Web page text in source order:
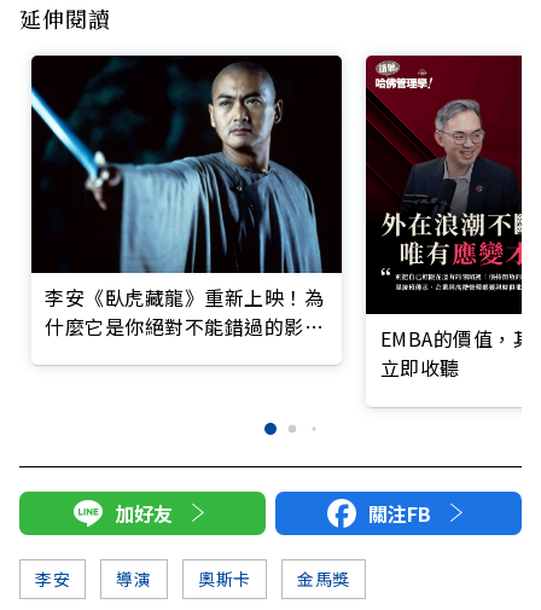
延伸閱讀
李安《臥虎藏龍》重新上映！為
什麼它是你絕對不能錯過的影史
EMBA的價值，
立即收聽
加好友 關注FB
李安 導演 奧斯卡 金馬獎